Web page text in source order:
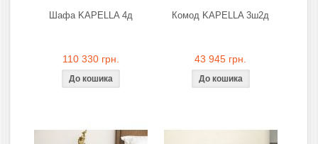
Шафа KAPELLA 4д
110 330 грн.
Комод KAPELLA 3ш2д
43 945 грн.